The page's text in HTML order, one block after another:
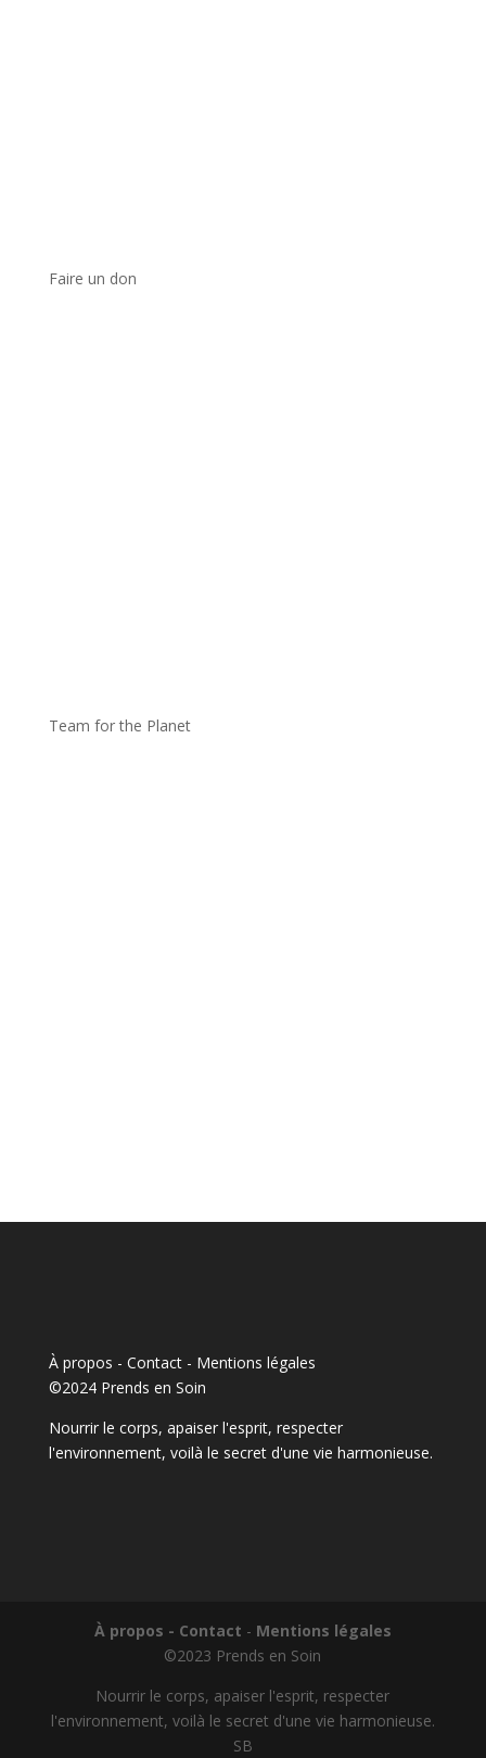
Faire un don
Team for the Planet
À propos - Contact- Mentions légales
©2024 Prends en Soin
Nourrir le corps, apaiser l'esprit, respecter
l'environnement, voilà le secret d'une vie harmonieuse.
À propos - Contact - Mentions légales
©2023 Prends en Soin
Nourrir le corps, apaiser l'esprit, respecter
l'environnement, voilà le secret d'une vie harmonieuse.
SB